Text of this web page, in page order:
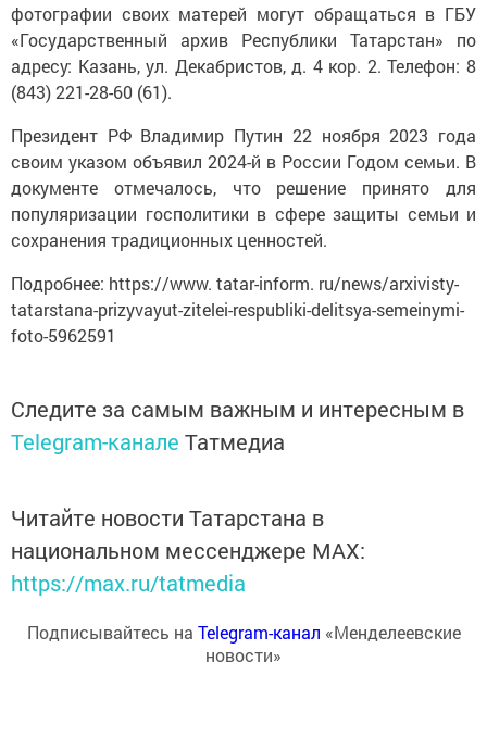
фотографии своих матерей могут обращаться в ГБУ
«Государственный архив Республики Татарстан» по
адресу: Казань, ул. Декабристов, д. 4 кор. 2. Телефон: 8
(843) 221-28-60 (61).
Президент РФ Владимир Путин 22 ноября 2023 года
своим указом объявил 2024-й в России Годом семьи. В
документе отмечалось, что решение принято для
популяризации госполитики в сфере защиты семьи и
сохранения традиционных ценностей.
Подробнее: https://www. tatar-inform. ru/news/arxivisty-
tatarstana-prizyvayut-zitelei-respubliki-delitsya-semeinymi-
foto-5962591
Следите за самым важным и интересным в
Telegram-канале Татмедиа
Читайте новости Татарстана в
национальном мессенджере MАХ:
https://max.ru/tatmedia
Подписывайтесь на Telegram-канал «Менделеевские
новости»